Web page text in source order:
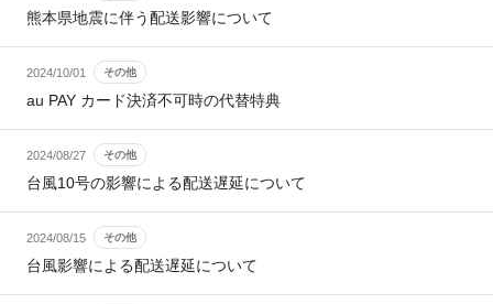
熊本県地震に伴う配送影響について
2024/10/01 その他
au PAY カード決済不可時の代替特典
2024/08/27 その他
台風10号の影響による配送遅延について
2024/08/15 その他
台風影響による配送遅延について